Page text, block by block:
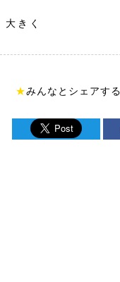
大きく
★みんなとシェアする